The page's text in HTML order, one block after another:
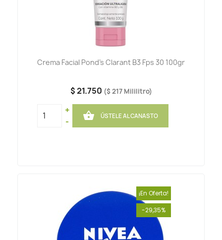
Crema Facial Pond's Clarant B3 Fps 30 100gr
$ 21.750 ($ 217 Mililitro)
+
-
 ÚSTELE AL CANASTO
¡En Oferta!
-29,35%